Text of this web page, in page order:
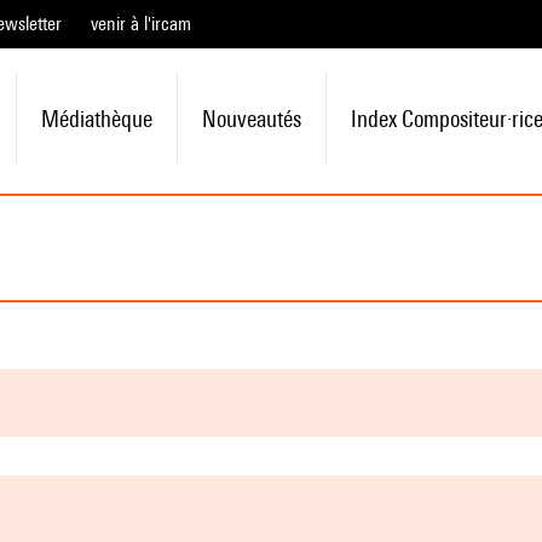
venir à l'ircam
Médiathèque Nouveautés Index Compositeur·rice